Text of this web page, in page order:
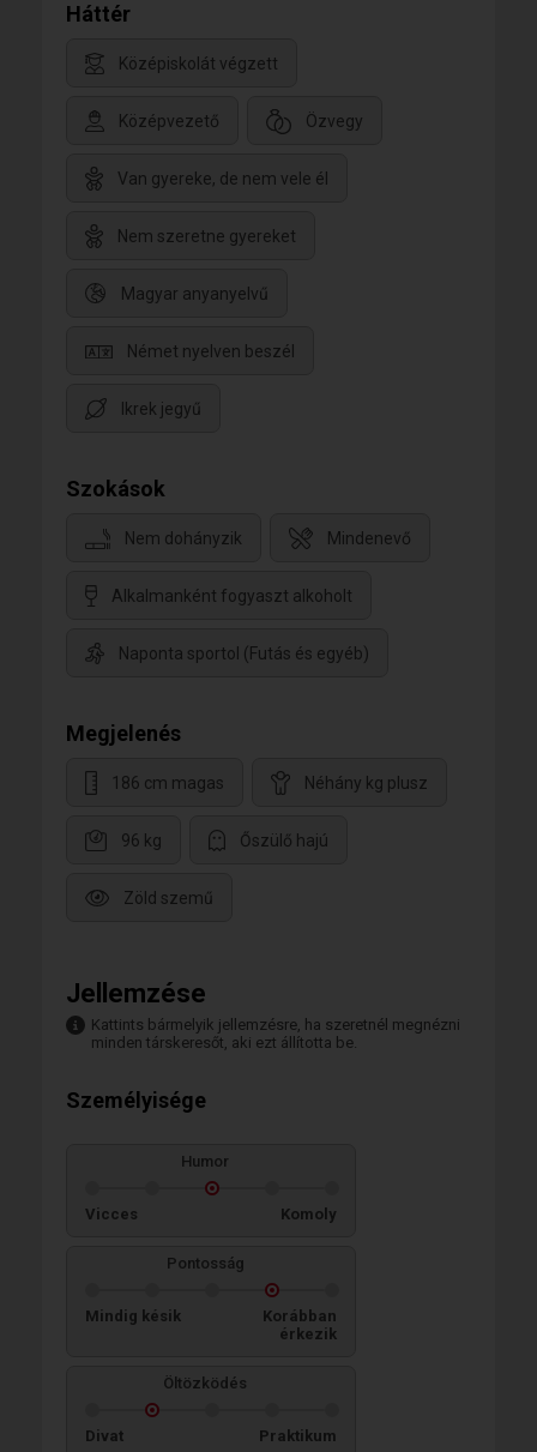
Háttér
Középiskolát végzett
Középvezető Özvegy
Van gyereke, de nem vele él
Nem szeretne gyereket
Magyar anyanyelvű
Német nyelven beszél
Ikrek jegyű
Szokások
Nem dohányzik Mindenevő
Alkalmanként fogyaszt alkoholt
Naponta sportol (Futás és egyéb)
Megjelenés
186 cm magas Néhány kg plusz
96 kg Őszülő hajú
Zöld szemű
Jellemzése
Kattints bármelyik jellemzésre, ha szeretnél megnézni
minden társkeresőt, aki ezt állította be.
Személyisége
Humor
Vicces Komoly
Pontosság
Mindig késik
Korábban
érkezik
Öltözködés
Divat Praktikum